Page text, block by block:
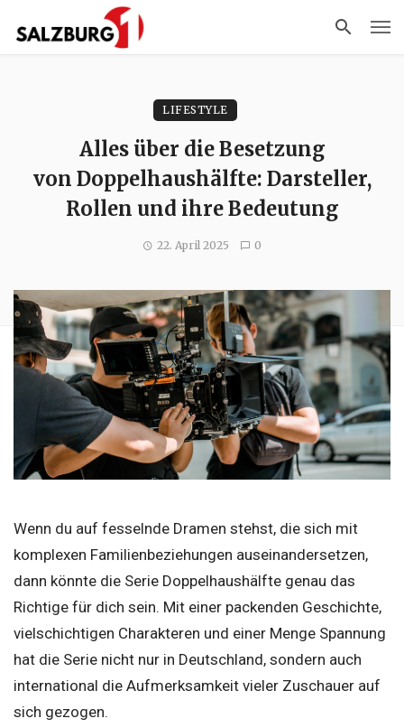
LIFESTYLE
Alles über die Besetzung
von Doppelhaushälfte: Darsteller,
Rollen und ihre Bedeutung
22. April 2025 0
Wenn du auf fesselnde Dramen stehst, die sich mit
komplexen Familienbeziehungen auseinandersetzen,
dann könnte die Serie Doppelhaushälfte genau das
Richtige für dich sein. Mit einer packenden Geschichte,
vielschichtigen Charakteren und einer Menge Spannung
hat die Serie nicht nur in Deutschland, sondern auch
international die Aufmerksamkeit vieler Zuschauer auf
sich gezogen.